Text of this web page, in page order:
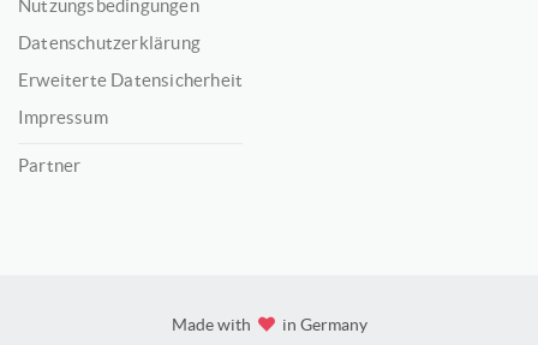
Nutzungsbedingungen
Datenschutzerklärung
Erweiterte Datensicherheit
Impressum
Partner
Made with in Germany